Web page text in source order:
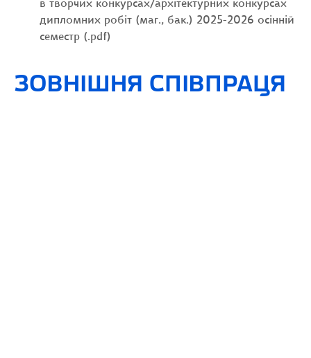
в творчих конкурсах/архітектурних конкурсах
дипломних робіт (маг., бак.) 2025-2026 осінній
семестр (.pdf)
ЗОВНІШНЯ СПІВПРАЦЯ